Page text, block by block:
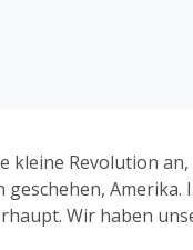
kleine Revolution
Amerika.
Wir haben